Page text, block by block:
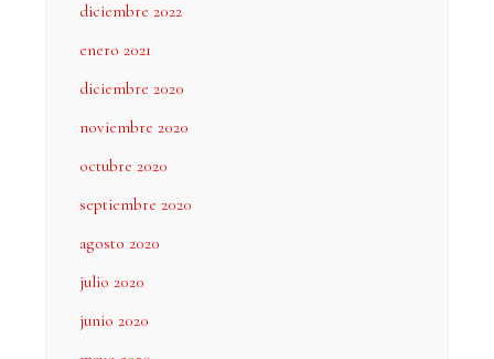
diciembre 2022
enero 2021
diciembre 2020
noviembre 2020
octubre 2020
septiembre 2020
agosto 2020
julio 2020
junio 2020